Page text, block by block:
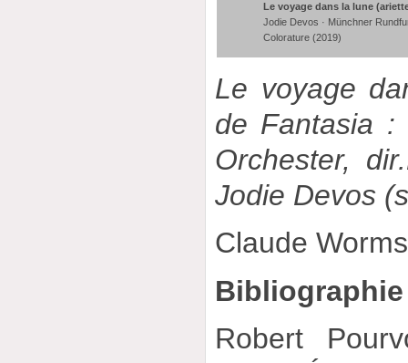
Le voyage dans la lune
Jodie Devos · Münchner
Colorature (2019)
Le voyage
de Fantasia :
Orchester,
Jodie Devos
Claude Worms
Bibliographie
Robert